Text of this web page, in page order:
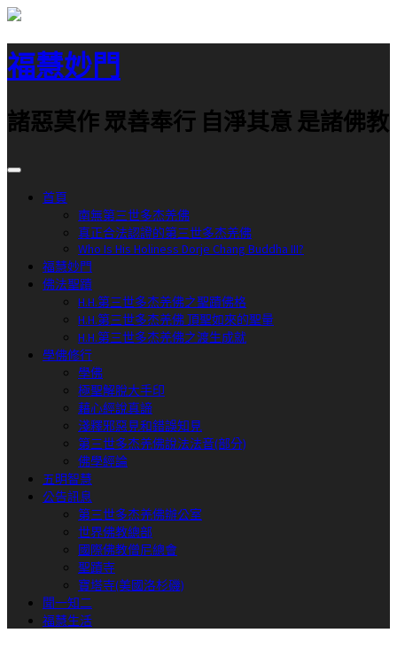
跳
至
主
要
容
福慧妙門
諸惡莫作 眾善奉行 自淨其意 是諸佛教
首頁
南無第三世多杰羌佛
真正合法認證的第三世多杰羌佛
Who Is His Holiness Dorje Chang Buddha III?
福慧妙門
佛法聖蹟
H.H.第三世多杰羌佛之聖蹟佛格
H.H.第三世多杰羌佛 頂聖如來的聖量
H.H.第三世多杰羌佛之渡生成就
學佛修行
學佛
極聖解脫大手印
藉心經說真諦
淺釋邪惡見和錯誤知見
第三世多杰羌佛說法法音(部分)
佛學經論
五明智慧
公告訊息
第三世多杰羌佛辦公室
世界佛教總部
國際佛教僧尼總會
聖蹟寺
寶塔寺(美國洛杉磯)
聞一知二
福慧生活